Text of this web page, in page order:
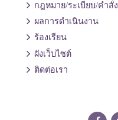
กฎหมาย/ระเบียบ/คำสั่ง
ผลการดำเนินงาน
ร้องเรียน
ผังเว็บไซต์
ติดต่อเรา